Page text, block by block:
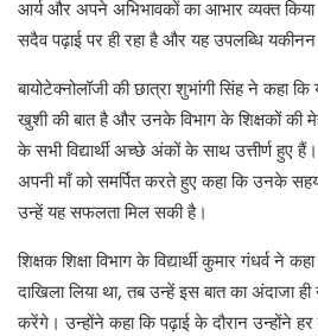
आर्य और अपने अभिभावकों का आभार व्यक्त
सदैव पढ़ाई पर ही रहा है और यह उपलब्धि
बायोटेक्नोलॉजी की छात्रा शुभांगी सिंह ने कहा
खुशी की बात है और उनके विभाग के शिक्षकों की
के सभी विद्यार्थी अच्छे अंकों के साथ उत्तीर्ण हुए
अपनी माँ को समर्पित करते हुए कहा कि उनके
उन्हें यह सफलता मिल सकी है।
शिक्षक शिक्षा विभाग के विद्यार्थी कुमार गंधर्व ने
दाखिला लिया था, तब उन्हें इस बात का अंदाजा ही
करेंगे। उन्होंने कहा कि पढ़ाई के दौरान उन्होंने